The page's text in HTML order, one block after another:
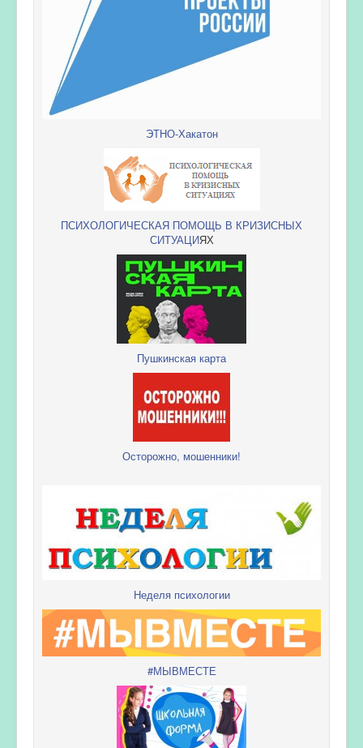
ЭТНО-Хакатон
ПСИХОЛОГИЧЕСКАЯ ПОМОЩЬ В КРИЗИСНЫХ
СИТУАЦИЯХ
Пушкинская карта
Осторожно, мошенники!
Неделя психологии
#МЫВМЕСТЕ